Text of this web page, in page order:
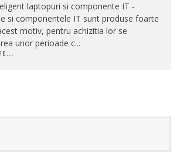
laptopuri si componente IT -
si componentele IT sunt produse foarte
motiv, pentru achizitia lor se
unor perioade c...